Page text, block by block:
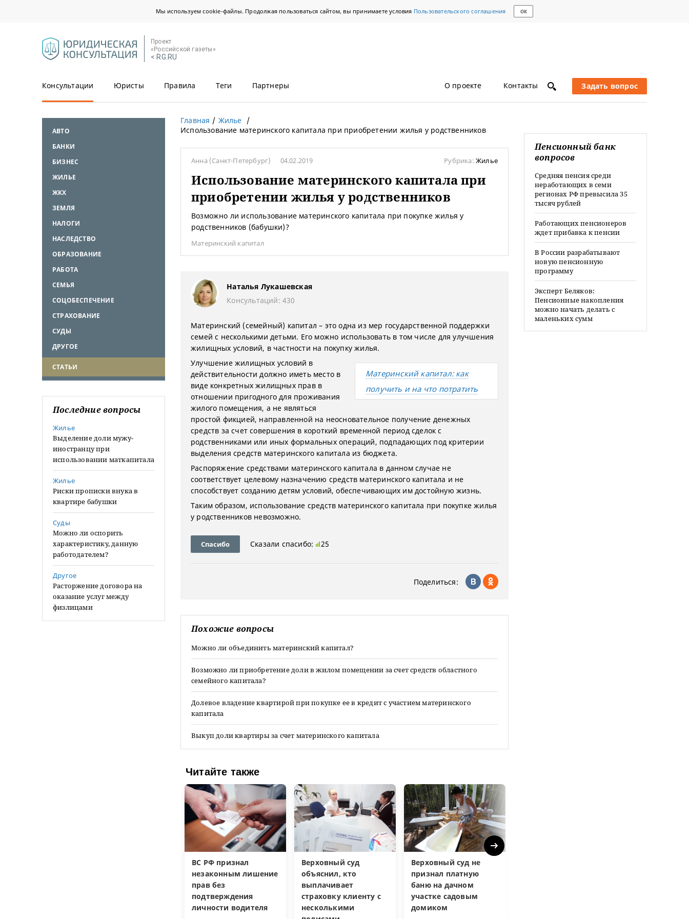
Мы используем cookie-файлы. Продолжая пользоваться сайтом, вы принимаете условия Пользовательского соглашения ОК
Проект
«Российской газеты»
< RG.RU
Консультации Юристы Правила Теги Партнеры О проекте Контакты Задать вопрос
АВТО
БАНКИ
БИЗНЕС
ЖИЛЬЕ
ЖКХ
ЗЕМЛЯ
НАЛОГИ
НАСЛЕДСТВО
ОБРАЗОВАНИЕ
РАБОТА
СЕМЬЯ
СОЦОБЕСПЕЧЕНИЕ
СТРАХОВАНИЕ
СУДЫ
ДРУГОЕ
СТАТЬИ
Последние вопросы
Жилье
Выделение доли мужу-
иностранцу при
использовании маткапитала
Жилье
Риски прописки внука в
квартире бабушки
Суды
Можно ли оспорить
характеристику, данную
работодателем?
Другое
Расторжение договора на
оказание услуг между
физлицами
Главная
Жилье
Использование материнского капитала при приобретении жилья у родственников
Анна(Санкт-Петербург) 04.02.2019 Рубрика: Жилье
Использование материнского капитала при
приобретении жилья у родственников
Возможно ли использование материнского капитала при покупке жилья у
родственников (бабушки)?
Материнский капитал
Наталья Лукашевская
Консультаций: 430
Материнский (семейный) капитал – это одна из мер государственной поддержки
семей с несколькими детьми. Его можно использовать в том числе для улучшения
жилищных условий, в частности на покупку жилья.
Материнский капитал: как
получить и на что потратить
Улучшение жилищных условий в
действительности должно иметь место в
виде конкретных жилищных прав в
отношении пригодного для проживания
жилого помещения, а не являться
простой фикцией, направленной на неосновательное получение денежных
средств за счет совершения в короткий временной период сделок с
родственниками или иных формальных операций, подпадающих под критерии
выделения средств материнского капитала из бюджета.
Распоряжение средствами материнского капитала в данном случае не
соответствует целевому назначению средств материнского капитала и не
способствует созданию детям условий, обеспечивающих им достойную жизнь.
Таким образом, использование средств материнского капитала при покупке жилья
у родственников невозможно.
Спасибо Сказали спасибо: 25
Поделиться:
Похожие вопросы
Можно ли объединить материнский капитал?
Возможно ли приобретение доли в жилом помещении за счет средств областного
семейного капитала?
Долевое владение квартирой при покупке ее в кредит с участием материнского
капитала
Выкуп доли квартиры за счет материнского капитала
Читайте также
ВС РФ признал
незаконным лишение
прав без
подтверждения
личности водителя
Верховный суд
объяснил, кто
выплачивает
страховку клиенту с
несколькими
Верховный суд не
признал платную
баню на дачном
участке садовым
домиком
Next
Пенсионный банк
вопросов
Средняя пенсия среди
неработающих в семи
регионах РФ превысила 35
тысяч рублей
Работающих пенсионеров
ждет прибавка к пенсии
В России разрабатывают
новую пенсионную
программу
Эксперт Беляков:
Пенсионные накопления
можно начать делать с
маленьких сумм